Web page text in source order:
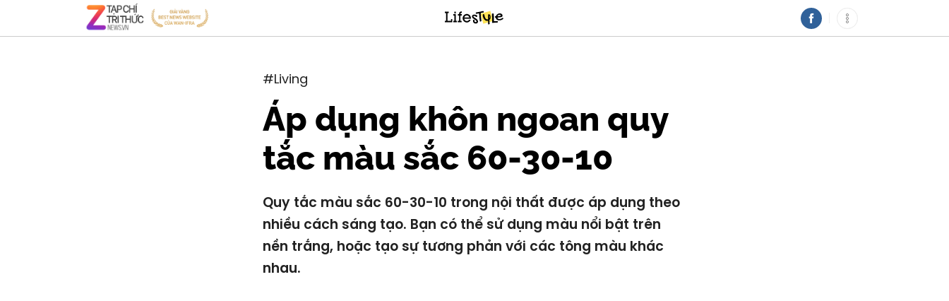
#Living
Áp dụng khôn ngoan quy
tắc màu sắc 60-30-10
Quy tắc màu sắc 60-30-10 trong nội thất được áp dụng theo
nhiều cách sáng tạo. Bạn có thể sử dụng màu nổi bật trên
nền trắng, hoặc tạo sự tương phản với các tông màu khác
nhau.